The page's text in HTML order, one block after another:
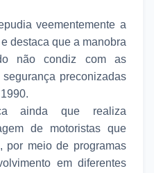
veementemente a
destaca que a manobra
não condiz com as
preconizadas
ainda que realiza
de motoristas que
por meio de programas
em diferentes